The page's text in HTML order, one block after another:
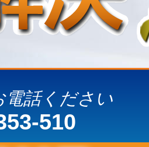
話ください
510